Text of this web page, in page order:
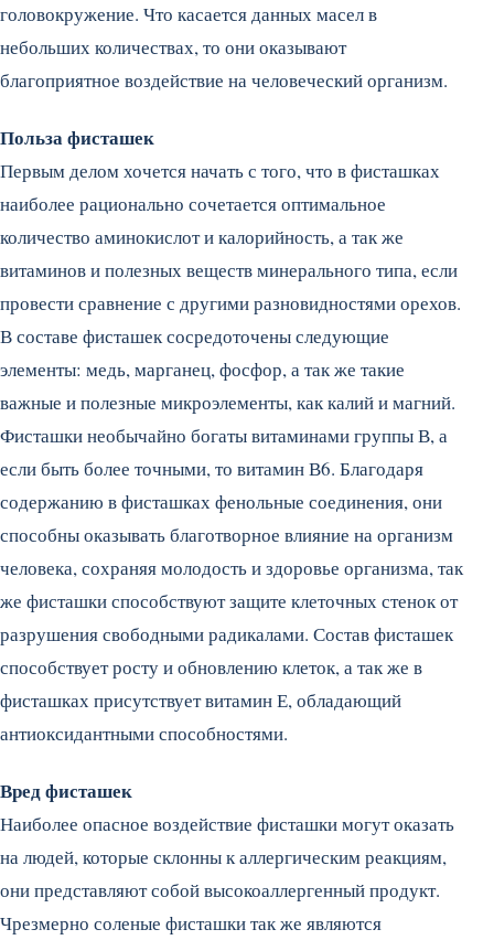
головокружение. Что касается данных масел в
небольших количествах, то они оказывают
благоприятное воздействие на человеческий организм.
Польза фисташек
Первым делом хочется начать с того, что в фисташках
наиболее рационально сочетается оптимальное
количество аминокислот и калорийность, а так же
витаминов и полезных веществ минерального типа, если
провести сравнение с другими разновидностями орехов.
В составе фисташек сосредоточены следующие
элементы: медь, марганец, фосфор, а так же такие
важные и полезные микроэлементы, как калий и магний.
Фисташки необычайно богаты витаминами группы В, а
если быть более точными, то витамин В6. Благодаря
содержанию в фисташках фенольные соединения, они
способны оказывать благотворное влияние на организм
человека, сохраняя молодость и здоровье организма, так
же фисташки способствуют защите клеточных стенок от
разрушения свободными радикалами. Состав фисташек
способствует росту и обновлению клеток, а так же в
фисташках присутствует витамин Е, обладающий
антиоксидантными способностями.
Вред фисташек
Наиболее опасное воздействие фисташки могут оказать
на людей, которые склонны к аллергическим реакциям,
они представляют собой высокоаллергенный продукт.
Чрезмерно соленые фисташки так же являются